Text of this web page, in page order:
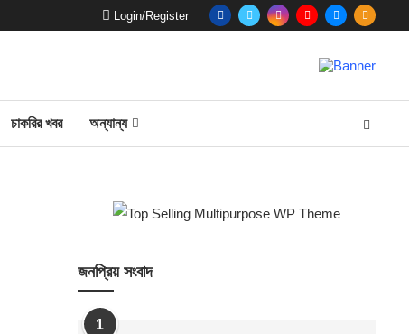
Login/Register
চাকরির খবর অন্যান্য
জনপ্রিয় সংবাদ
1